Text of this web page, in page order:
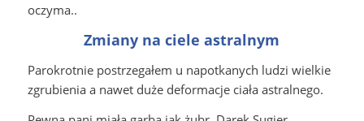
oczyma..
Zmiany na ciele astralnym
Parokrotnie postrzegałem u napotkanych ludzi wielkie
zgrubienia a nawet duże deformacje ciała astralnego.